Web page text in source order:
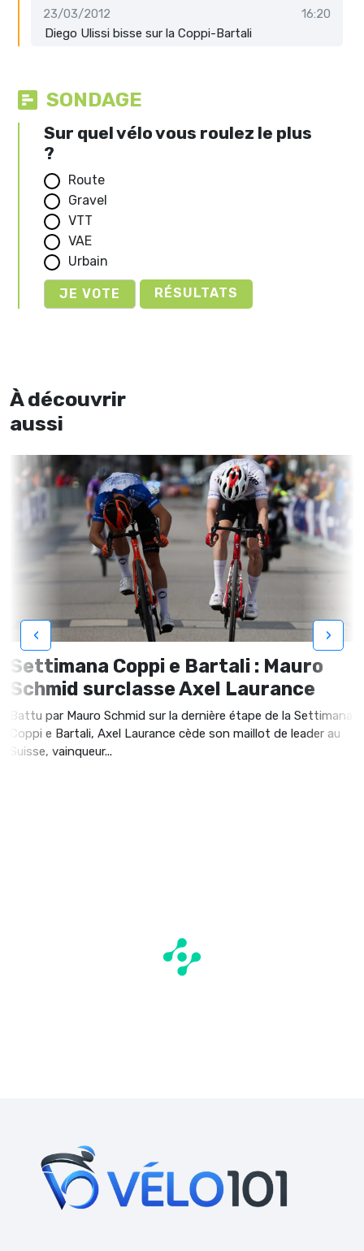
23/03/2012
16:20
Diego Ulissi bisse sur la Coppi-Bartali
SONDAGE
Sur quel vélo vous roulez le plus
?
Route
Gravel
VTT
VAE
Urbain
RÉSULTATS
À découvrir
aussi
Settimana Coppi e Bartali : Mauro
Schmid surclasse Axel Laurance
Battu par Mauro Schmid sur la dernière étape de la Settimana
Coppi e Bartali, Axel Laurance cède son maillot de leader au
Suisse, vainqueur...
‹ ›